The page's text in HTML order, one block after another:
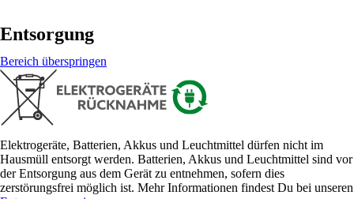
Entsorgung
Bereich überspringen
Elektrogeräte, Batterien, Akkus und Leuchtmittel dürfen nicht im
Hausmüll entsorgt werden. Batterien, Akkus und Leuchtmittel sind vor
der Entsorgung aus dem Gerät zu entnehmen, sofern dies
zerstörungsfrei möglich ist. Mehr Informationen findest Du bei unseren